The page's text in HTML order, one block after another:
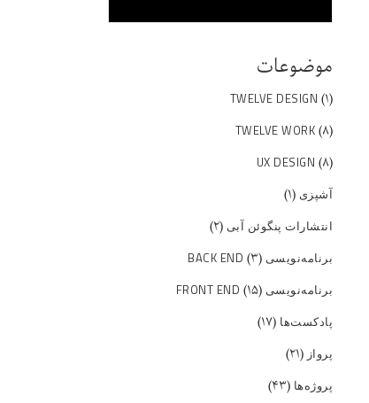
موضوعات
TWELVE DESIGN (۱)
TWELVE WORK (۸)
UX DESIGN (۸)
آشپزی (۱)
انتشارات پنگوئن آبی (۲)
برنامه‌نویسی BACK END (۳)
برنامه‌نویسی FRONT END (۱۵)
پادکست‌ها (۱۷)
پرواز(۲۱)
پروژه‌ها (۴۳)